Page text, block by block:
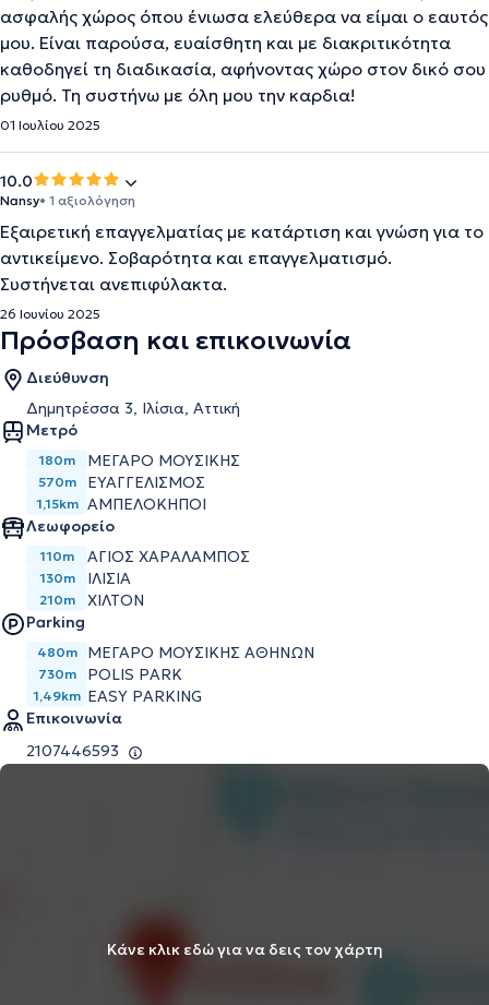
ασφαλής χώρος όπου ένιωσα ελεύθερα να είμαι ο εαυτός
μου. Είναι παρούσα, ευαίσθητη και με διακριτικότητα
καθοδηγεί τη διαδικασία, αφήνοντας χώρο στον δικό σου
ρυθμό. Τη συστήνω με όλη μου την καρδια!
01 Ιουλίου 2025
10.0
Nansy• 1 αξιολόγηση
Εξαιρετική επαγγελματίας με κατάρτιση και γνώση για το
αντικείμενο. Σοβαρότητα και επαγγελματισμό.
Συστήνεται ανεπιφύλακτα.
26 Ιουνίου 2025
Πρόσβαση και επικοινωνία
Διεύθυνση
Δημητρέσσα 3, Ιλίσια, Αττική
Μετρό
180m ΜΈΓΑΡΟ ΜΟΥΣΙΚΉΣ
570m ΕΥΑΓΓΕΛΙΣΜΌΣ
1,15km ΑΜΠΕΛΌΚΗΠΟΙ
Λεωφορείο
110m ΑΓΙΟΣ ΧΑΡΑΛΑΜΠΟΣ
130m ΙΛΙΣΙΑ
210m
ΧΙΛΤΟΝ
Parking
480m ΜΕΓΆΡΟ ΜΟΥΣΙΚΉΣ ΑΘΗΝΏΝ
730m POLIS PARK
1,49km EASY PARKING
Επικοινωνία
2107446593
Κάνε κλικ εδώ για να δεις τον χάρτη